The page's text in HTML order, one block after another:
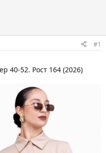
#1
40-52. Рост 164 (2026)